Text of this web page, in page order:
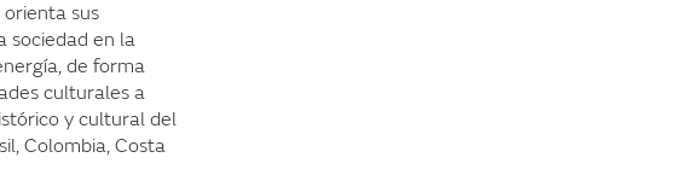
orienta sus
sociedad en la
de forma
culturales a
y cultural del
Colombia, Costa